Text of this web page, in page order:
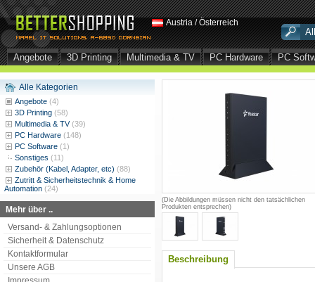
Austria / Österreich
Angebote 3D Printing Multimedia & TV PC Hardware PC
Alle Kategorien
Angebote (4)
3D Printing (58)
Multimedia & TV (39)
PC Hardware (148)
PC Software (1)
Sonstiges (11)
Zubehör (Kabel, Adapter, etc) (88)
Zutritt & Sicherheitstechnik & Home
Automation (24)
Mehr über ..
Versand- & Zahlungsoptionen
Sicherheit & Datenschutz
Kontaktformular
Unsere AGB
(Die Abbildungen müssen nicht den tatsächlichen
Produkten entsprechen)
Beschreibung